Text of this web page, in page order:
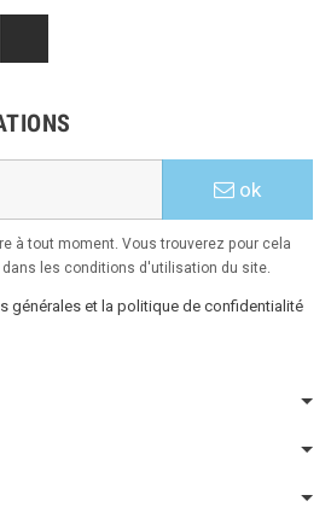
ok
à tout moment. Vous trouverez pour cela
les conditions d'utilisation du site.
générales et la politique de confidentialité